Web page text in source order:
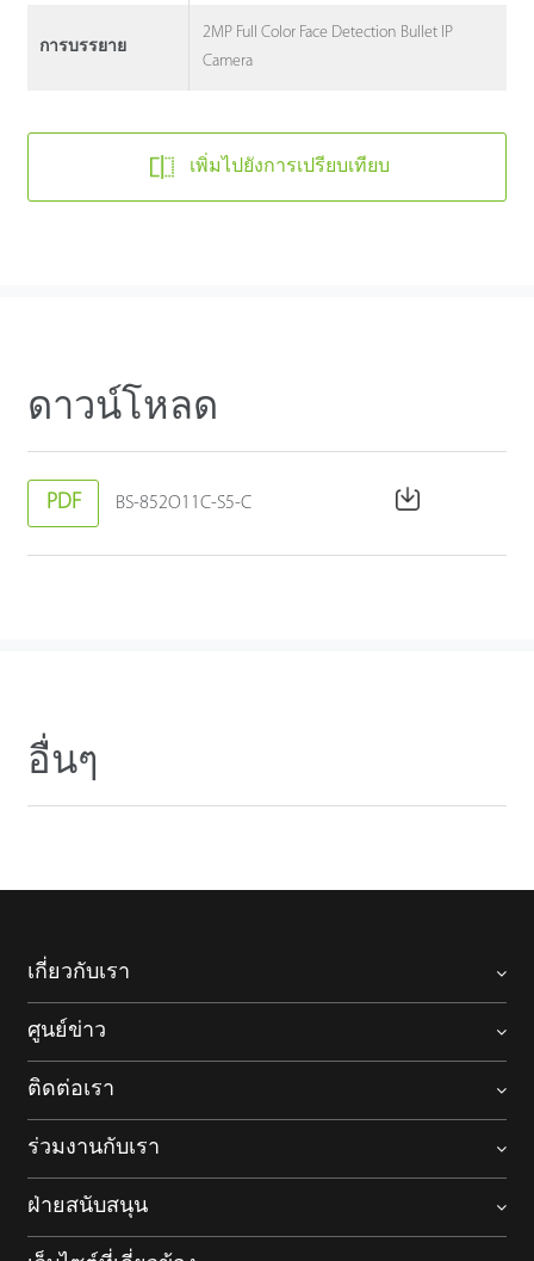
การบรรยาย
2MP Full Color Face Detection Bullet IP
Camera
เพิ่มไปยังการเปรียบเทียบ
ดาวน์โหลด
PDF BS-852O11C-S5-C
อื่นๆ
เกี่ยวกับเรา
ศูนย์ข่าว
ติดต่อเรา
ร่วมงานกับเรา
ฝ่ายสนับสนุน